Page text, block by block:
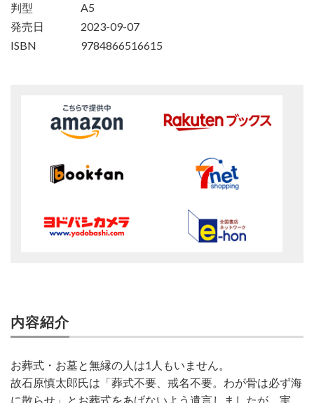
判型
A5
発売日
2023-09-07
ISBN
9784866516615
内容紹介
お葬式・お墓と無縁の人は1人もいません。
故石原慎太郎氏は「葬式不要、戒名不要。わが骨は必ず海
に散らせ」とお葬式をあげないよう遺言しましたが、実